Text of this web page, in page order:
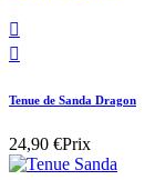


Tenue de Sanda Dragon
24,90 €Prix